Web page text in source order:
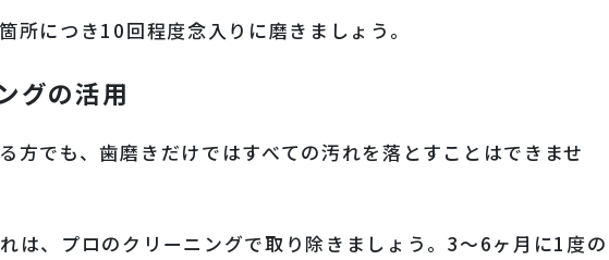
所につき10回程度念入りに磨きましょう。
グの活用
方でも、歯磨きだけではすべての汚れを落とすことはできませ
は、プロのクリーニングで取り除きましょう。3～6ヶ月に1度の